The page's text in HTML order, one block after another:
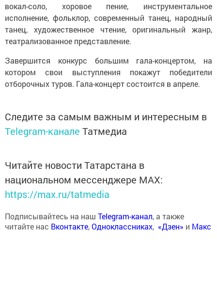
вокал-соло, хоровое пение, инструментальное
исполнение, фольклор, современный танец, народный
танец, художественное чтение, оригинальный жанр,
театрализованное представление.
Завершится конкурс большим гала-концертом, на
котором свои выступления покажут победители
отборочных туров. Гала-концерт состоится в апреле.
Следите за самым важным и интересным в
Telegram-канале Татмедиа
Читайте новости Татарстана в
национальном мессенджере MАХ:
https://max.ru/tatmedia
Подписывайтесь на наш Telegram-канал, а также
читайте нас Вконтакте,Одноклассниках, «Дзен» и Макс